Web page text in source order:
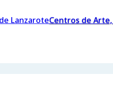
Centros de